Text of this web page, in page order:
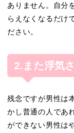
ありません。自分
らえなくなるだけ
ださい。
2.また浮気
残念ですが男性は
かし普通の人であ
ができない男性は